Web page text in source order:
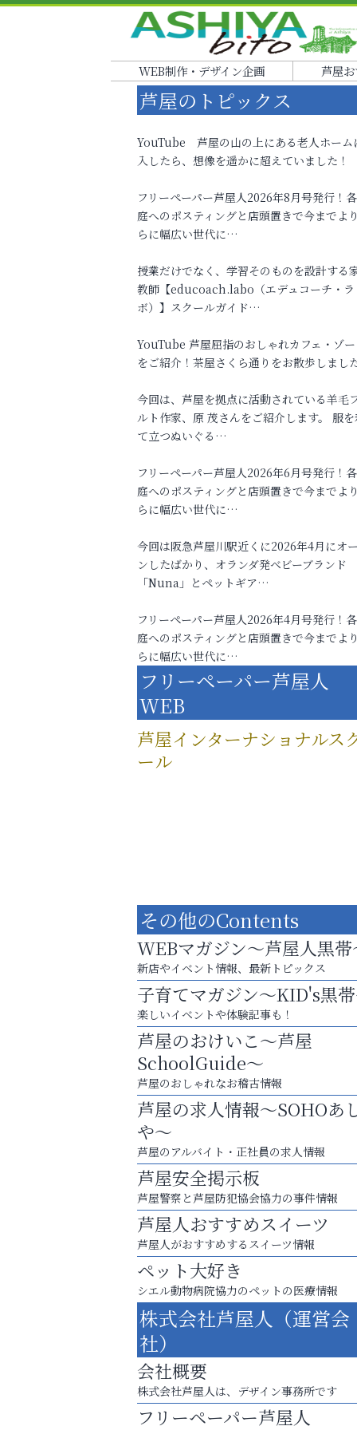
WEB制作・デザイン企画 芦屋
芦屋のトピックス
YouTube 芦屋の山の上にある老人ホーム
入したら、想像を遥かに超えていました！
フリーペーパー芦屋人2026年8月号発行！
庭へのポスティングと店頭置きで今までよ
らに幅広い世代に…
授業だけでなく、学習そのものを設計する
教師【educoach.labo（エデュコーチ・ラ
ボ）】スクールガイド…
YouTube 芦屋屈指のおしゃれカフェ・ゾ
をご紹介！茶屋さくら通りをお散歩しまし
今回は、芦屋を拠点に活動されている羊毛
ルト作家、原 茂さんをご紹介します。 服を
て立つぬいぐる…
フリーペーパー芦屋人2026年6月号発行！
庭へのポスティングと店頭置きで今までよ
らに幅広い世代に…
今回は阪急芦屋川駅近くに2026年4月にオ
ンしたばかり、オランダ発ベビーブランド
「Nuna」とペットギア…
フリーペーパー芦屋人2026年4月号発行！
庭へのポスティングと店頭置きで今までよ
らに幅広い世代に…
フリーペーパー芦屋人
WEB
芦屋インターナショナルス
ール
「この学校に出会えて、本当によかった。
おそうじ本舗芦屋東
梅雨でカビが繁殖する前に！
エアコン掃除は“今”が最適
いわみ眼科
その他のContents
WEBマガジン～芦屋人黒帯
新店やイベント情報、最新トピックス
子育てマガジン～KID's黒
楽しいイベントや体験記事も！
芦屋のおけいこ～芦屋
SchoolGuide～
芦屋のおしゃれなお稽古情報
芦屋の求人情報～SOHOあ
や～
芦屋のアルバイト・正社員の求人情報
芦屋安全掲示板
芦屋警察と芦屋防犯協会協力の事件情報
芦屋人おすすめスイーツ
芦屋人がおすすめするスイーツ情報
ペット大好き
シエル動物病院協力のペットの医療情報
株式会社芦屋人（運営会
社）
会社概要
株式会社芦屋人は、デザイン事務所です
フリーペーパー芦屋人